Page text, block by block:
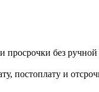
без ручной
и